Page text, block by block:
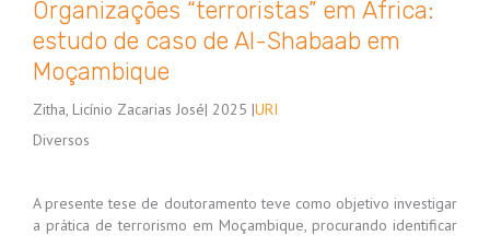
Organizações “terroristas” em África:
estudo de caso de Al-Shabaab em
Moçambique
Zitha, Licínio Zacarias José| 2025 |URI
Diversos
A presente tese de doutoramento teve como objetivo investigar
a prática de terrorismo em Moçambique, procurando identificar